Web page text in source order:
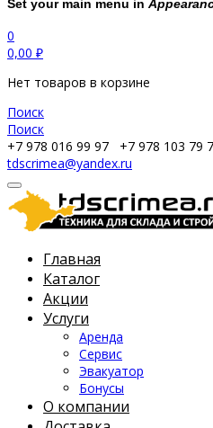
Set your main menu in
0
0,00 ₽
Нет товаров в корзине
Поиск
Поиск
+7 978 016 99 97
+7 978 103 79
tdscrimea@yandex.ru
Главная
Каталог
Акции
Услуги
Аренда
Сервис
Эвакуатор
Бонусы
О компании